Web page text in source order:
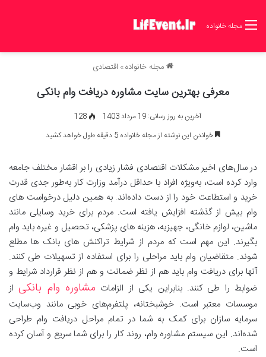
مجله خانواده
مجله خانواده» اقتصادی
معرفی بهترین سایت مشاوره دریافت وام بانکی
آخرین به روز رسانی: 19 مرداد 1403
128
خواندن این نوشته از مجله خانواده 5 دقیقه طول خواهد کشید
در سال‌های اخیر مشکلات اقتصادی فشار زیادی را بر اقشار مختلف جامعه
وارد کرده است، به‌ویژه افراد با حداقل درآمد وزارت کار به‌طور جدی قدرت
خرید و استطاعت خود را از دست داده‌اند. به همین دلیل درخواست های
وام بیش از گذشته افزایش یافته است. مردم برای خرید وسایلی مانند
ماشین، لوازم خانگی، جهیزیه، هزینه های پزشکی، تحصیل و غیره باید وام
بگیرند. این مهم است که مردم از شرایط تراکنش های بانک ها مطلع
شوند. متقاضیان وام باید مراحلی را برای استفاده از تسهیلات طی کنند.
آنها برای دریافت وام باید هم از نظر ضمانت و هم از نظر قرارداد شرایط و
ضوابط را طی کنند. بنابراین یکی از الزامات مشاوره وام بانکیاز
موسسات معتبر است. خوشبختانه، پلتفرم‌های خوبی مانند وب‌سایت
سرمایه سازان برای کمک به شما در تمام مراحل دریافت وام طراحی
شده‌اند. این سیستم مشاوره وام، روند کار را برای شما سریع و آسان کرده
است.